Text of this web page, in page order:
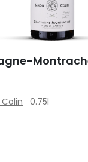
0.75l